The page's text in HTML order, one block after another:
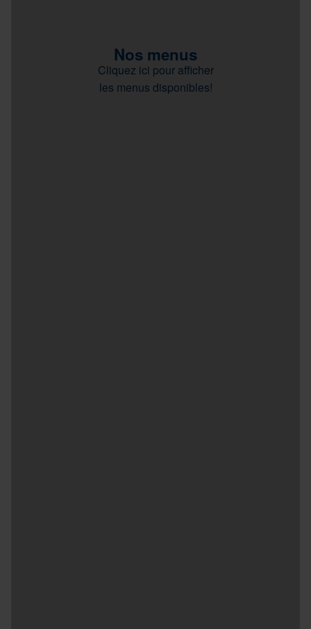
Nos menus
Cliquez ici pour afficher
les menus disponibles!